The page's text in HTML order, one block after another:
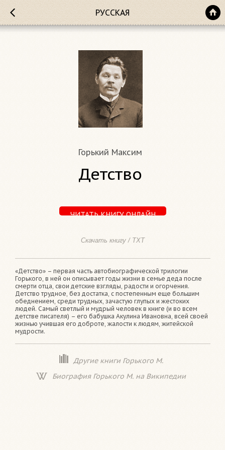
РУССКАЯ
Горький Максим
Детство
ЧИТАТЬ КНИГУ ОНЛАЙН
Скачать книгу / TXT
«Детство» – первая часть автобиографической трилогии
Горького, в ней он описывает годы жизни в семье деда после
смерти отца, свои детские взгляды, радости и огорчения.
Детство трудное, без достатка, с постепенным еще большим
обеднением, среди трудных, зачастую глупых и жестоких
людей. Самый светлый и мудрый человек в книге (и во всем
детстве писателя) – его бабушка Акулина Ивановна, всей своей
жизнью учившая его доброте, жалости к людям, житейской
мудрости.
Другие книги Горького М.
Биография Горького М. на Википедии